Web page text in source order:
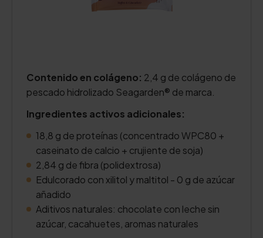
Contenido en colágeno: 2,4 g de colágeno de
pescado hidrolizado Seagarden® de marca.
Ingredientes activos adicionales:
18,8 g de proteínas (concentrado WPC80 +
caseinato de calcio + crujiente de soja)
2,84 g de fibra (polidextrosa)
Edulcorado con xilitol y maltitol - 0 g de azúcar
añadido
Aditivos naturales: chocolate con leche sin
azúcar, cacahuetes, aromas naturales